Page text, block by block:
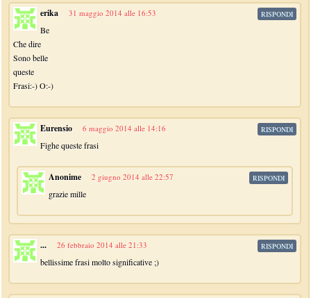
erika 31 maggio 2014 alle 16:53
Be
Che dire
Sono belle
queste
Frasi:-) O:-)
RISPONDI
Eurensio 6 maggio 2014 alle 14:16
Fighe queste frasi
RISPONDI
Anonime 2 giugno 2014 alle 22:57
grazie mille
RISPONDI
... 26 febbraio 2014 alle 21:33
bellissime frasi molto significative ;)
RISPONDI